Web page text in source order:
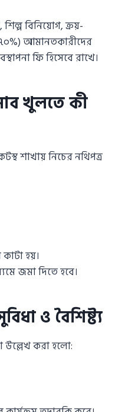
বিনিয়োগ, ক্রয়-
৭০%) আমানতকারীদের
ফি হিসেবে রাখে।
খুলতে কী
শাখায় নিচের নথিপত্র
হয়।
জমা দিতে হবে।
ও বৈশিষ্ট্য
করা হলো: